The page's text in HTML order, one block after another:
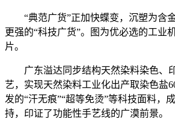
“典范广货”正加快蝶变，沉塑为含
更强的“科技广货”。图为优必选的工业
片。
广东溢达同步结构天然染料染色、
艺，实现天然染料工业化出产取染色盐
发的“汗无痕”“超等免烫”等科技面料，
持，印证了功能性手艺线的广漠前景。